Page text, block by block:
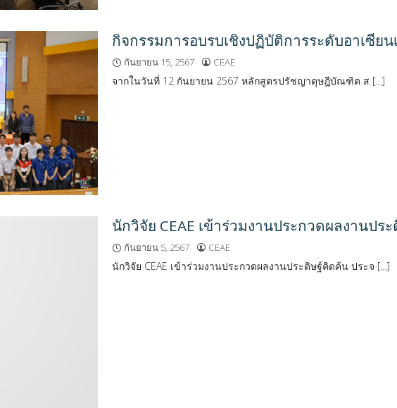
กิจกรรมการอบรบเชิงปฏิบัติการระดับอาเซี
กันยายน 15, 2567 CEAE
จากในวันที่ 12 กันยายน 2567 หลักสูตรปรัชญาดุษฎีบัณฑิต ส […]
นักวิจัย CEAE เข้าร่วมงานประกวดผลงานป
กันยายน 5, 2567 CEAE
นักวิจัย CEAE เข้าร่วมงานประกวดผลงานประดิษฐ์คิดค้น ประจ […]